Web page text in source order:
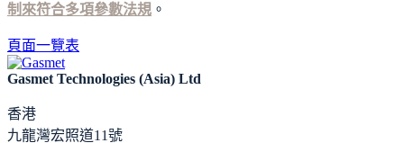
制來符合多項參數法規 。
頁面一覽表
Gasmet Technologies (Asia) Ltd
香港
九龍灣宏照道11號